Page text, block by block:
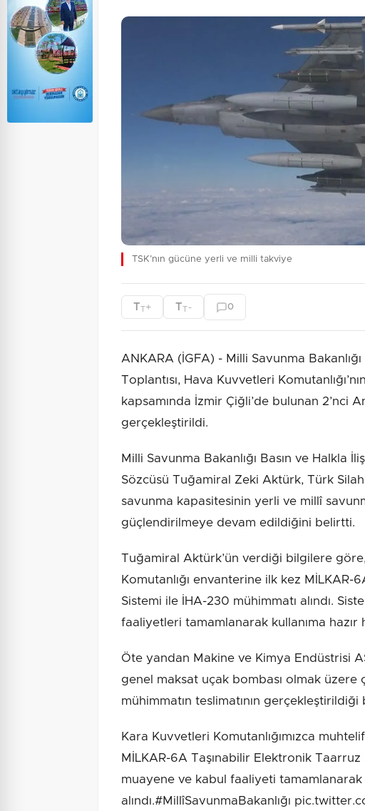
TSK’nın gücüne yerli ve milli takviye
TT+ TT - 0
ANKARA (İGFA) - Milli Savunma
Toplantısı, Hava Kuvvetleri
kapsamında İzmir Çiğli’de bulunan 2’nci
gerçekleştirildi.
Milli Savunma Bakanlığı Basın ve Halkla
Sözcüsü Tuğamiral Zeki Aktürk, Türk
savunma kapasitesinin yerli ve millî
güçlendirilmeye devam edildiğini belirtti.
Tuğamiral Aktürk’ün verdiği bilgilere
Komutanlığı envanterine ilk kez MİLKAR-
Sistemi ile İHA-230 mühimmatı alındı.
faaliyetleri tamamlanarak kullanıma hazır
Öte yandan Makine ve Kimya Endüstrisi
genel maksat uçak bombası olmak
mühimmatın teslimatının gerçekleştirildiği
Kara Kuvvetleri Komutanlığımızca
MİLKAR-6A Taşınabilir Elektronik
muayene ve kabul faaliyeti
alındı.#MillîSavunmaBakanlığı